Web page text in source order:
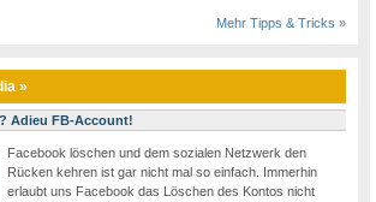
Mehr Tipps & Tricks »
»
Adieu FB-Account!
Facebook löschen und dem sozialen Netzwerk den
Rücken kehren ist gar nicht mal so einfach. Immerhin
erlaubt uns Facebook das Löschen des Kontos nicht